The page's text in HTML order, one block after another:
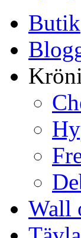
Butik
Wall